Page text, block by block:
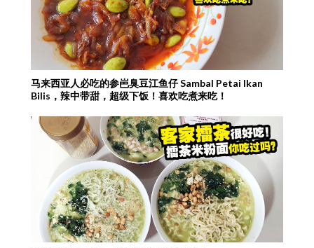
马来西亚人必吃的参岜臭豆江鱼仔 Sambal Petai Ikan
Bilis，辣中带甜，超级下饭！喜欢吃煮来吃！